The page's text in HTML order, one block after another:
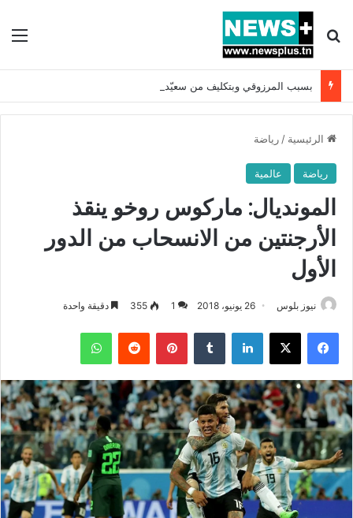
بحث عن
الرئيسية / رياضة
رياضة عالمية
المونديال: ماركوس روخو ينقذ
الأرجنتين من الانسحاب من الدور
الأول
نيوز بلوس 26 يونيو، 2018 1
355 دقيقة واحدة
فيسبوك X لينكدإن بينتيريست واتساب